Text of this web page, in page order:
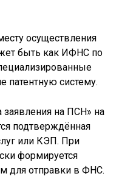
осуществления
быть как ИФНС по
патентную систему.
заявления на ПСН» на
подтверждённая
или КЭП. При
формируется
для отправки в ФНС.